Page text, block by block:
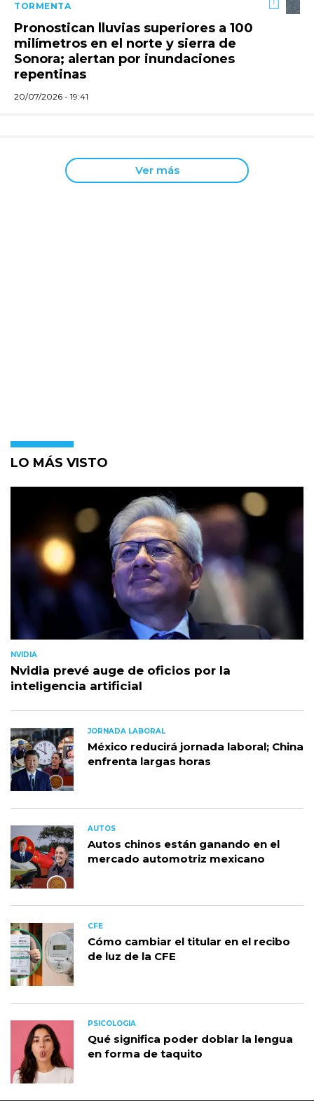
LO MÁS VISTO
NVIDIA
Nvidia prevé auge de oficios por la
inteligencia artificial
JORNADA LABORAL
México reducirá jornada laboral; China
enfrenta largas horas
AUTOS
Autos chinos están ganando en el
mercado automotriz mexicano
CFE
Cómo cambiar el titular en el recibo
de luz de la CFE
PSICOLOGIA
Qué significa poder doblar la lengua
en forma de taquito
TORMENTA
Pronostican lluvias superiores a 100
milímetros en el norte y sierra de
Sonora; alertan por inundaciones
repentinas
20/07/2026 - 19:41
Ver más